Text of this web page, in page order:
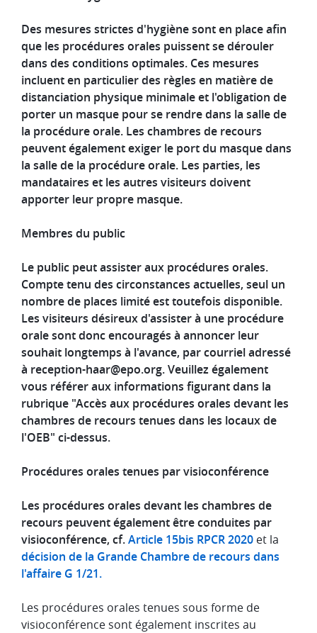
Des mesures strictes d'hygiène sont en place afin
que les procédures orales puissent se dérouler
dans des conditions optimales. Ces mesures
incluent en particulier des règles en matière de
distanciation physique minimale et l'obligation de
porter un masque pour se rendre dans la salle de
la procédure orale. Les chambres de recours
peuvent également exiger le port du masque dans
la salle de la procédure orale. Les parties, les
mandataires et les autres visiteurs doivent
apporter leur propre masque.
Membres du public
Le public peut assister aux procédures orales.
Compte tenu des circonstances actuelles, seul un
nombre de places limité est toutefois disponible.
Les visiteurs désireux d'assister à une procédure
orale sont donc encouragés à annoncer leur
souhait longtemps à l'avance, par courriel adressé
à reception-haar@epo.org. Veuillez également
vous référer aux informations figurant dans la
rubrique "Accès aux procédures orales devant les
chambres de recours tenues dans les locaux de
l'OEB" ci-dessus.
Procédures orales tenues par visioconférence
Les procédures orales devant les chambres de
recours peuvent également être conduites par
visioconférence, cf.Article 15bis RPCR 2020 et la
décision de la Grande Chambre de recours dans
l'affaire G 1/21.
Les procédures orales tenues sous forme de
visioconférence sont également inscrites au